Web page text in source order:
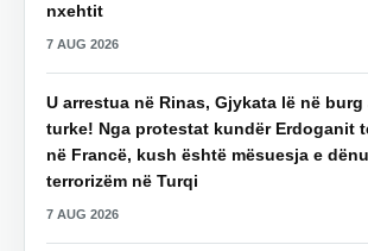
nxehtit
7 AUG 2026
U arrestua në Rinas, Gjykata lë në
turke! Nga protestat kundër Erdoganit
në Francë, kush është mësuesja e
terrorizëm në Turqi
7 AUG 2026